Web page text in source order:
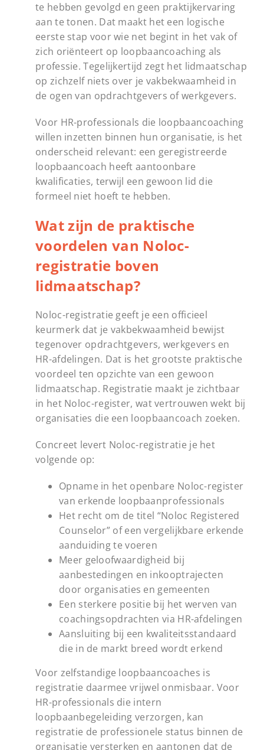
te hebben gevolgd en geen praktijkervaring
aan te tonen. Dat maakt het een logische
eerste stap voor wie net begint in het vak of
zich oriënteert op loopbaancoaching als
professie. Tegelijkertijd zegt het lidmaatschap
op zichzelf niets over je vakbekwaamheid in
de ogen van opdrachtgevers of werkgevers.
Voor HR-professionals die loopbaancoaching
willen inzetten binnen hun organisatie, is het
onderscheid relevant: een geregistreerde
loopbaancoach heeft aantoonbare
kwalificaties, terwijl een gewoon lid die
formeel niet hoeft te hebben.
Wat zijn de praktische
voordelen van Noloc-
registratie boven
lidmaatschap?
Noloc-registratie geeft je een officieel
keurmerk dat je vakbekwaamheid bewijst
tegenover opdrachtgevers, werkgevers en
HR-afdelingen. Dat is het grootste praktische
voordeel ten opzichte van een gewoon
lidmaatschap. Registratie maakt je zichtbaar
in het Noloc-register, wat vertrouwen wekt bij
organisaties die een loopbaancoach zoeken.
Concreet levert Noloc-registratie je het
volgende op:
Opname in het openbare Noloc-register
van erkende loopbaanprofessionals
Het recht om de titel “Noloc Registered
Counselor” of een vergelijkbare erkende
aanduiding te voeren
Meer geloofwaardigheid bij
aanbestedingen en inkooptrajecten
door organisaties en gemeenten
Een sterkere positie bij het werven van
coachingsopdrachten via HR-afdelingen
Aansluiting bij een kwaliteitsstandaard
die in de markt breed wordt erkend
Voor zelfstandige loopbaancoaches is
registratie daarmee vrijwel onmisbaar. Voor
HR-professionals die intern
loopbaanbegeleiding verzorgen, kan
registratie de professionele status binnen de
organisatie versterken en aantonen dat de